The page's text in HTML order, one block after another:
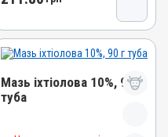
АВ-01277-01-10
Дерматологічні
Лікарська форма
Мазь іхтіолова 10%, 90 г
туба
Назва препарату